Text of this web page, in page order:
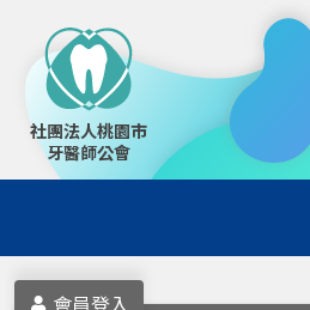
社團法人桃園市
牙醫師公會
會員登入